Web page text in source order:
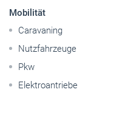
Mobilität
Caravaning
Nutzfahrzeuge
Pkw
Elektroantriebe